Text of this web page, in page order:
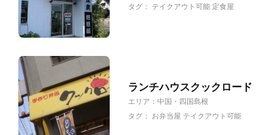
タグ： テイクアウト可能 定食屋
ランチハウスクックロード
エリア： 中国・四国島根
タグ： お弁当屋 テイクアウト可能